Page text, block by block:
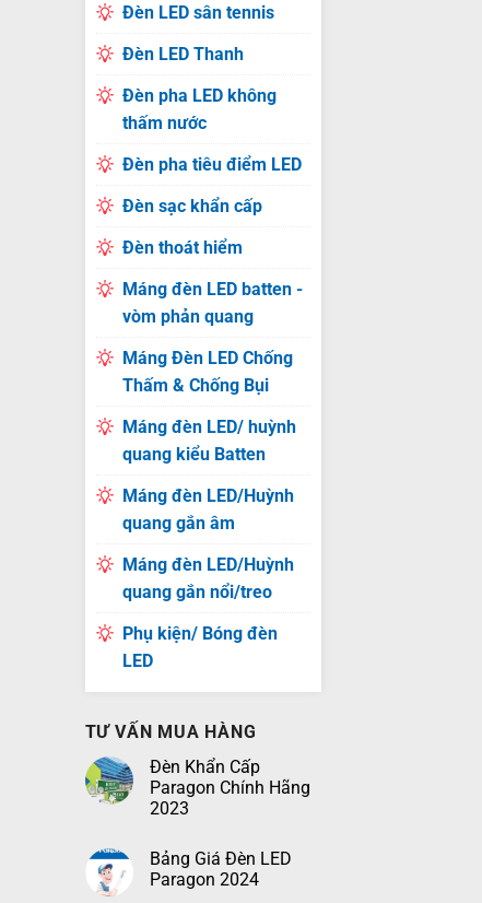
Đèn LED sân tennis
Đèn LED Thanh
Đèn pha LED không
thấm nước
Đèn pha tiêu điểm LED
Đèn sạc khẩn cấp
Đèn thoát hiểm
Máng đèn LED batten -
vòm phản quang
Máng Đèn LED Chống
Thấm & Chống Bụi
Máng đèn LED/ huỳnh
quang kiểu Batten
Máng đèn LED/Huỳnh
quang gắn âm
Máng đèn LED/Huỳnh
quang gắn nổi/treo
Phụ kiện/ Bóng đèn
LED
TƯ VẤN MUA HÀNG
Đèn Khẩn Cấp
Paragon Chính Hãng
2023
Bảng Giá Đèn LED
Paragon 2024